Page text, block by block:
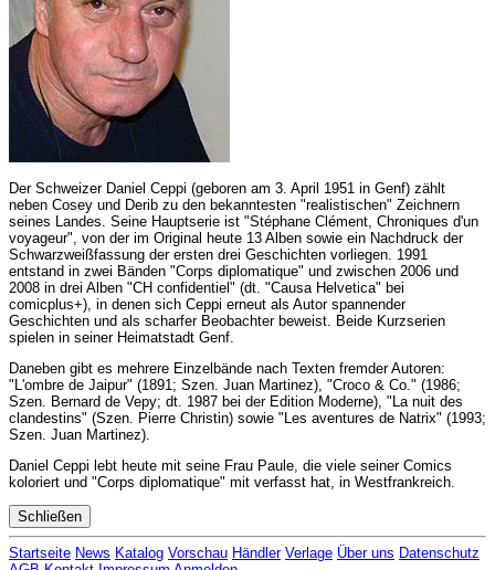
Der Schweizer Daniel Ceppi (geboren am 3. April 1951 in Genf) zählt
neben Cosey und Derib zu den bekanntesten "realistischen" Zeichnern
seines Landes. Seine Hauptserie ist "Stéphane Clément, Chroniques d'un
voyageur", von der im Original heute 13 Alben sowie ein Nachdruck der
Schwarzweißfassung der ersten drei Geschichten vorliegen. 1991
entstand in zwei Bänden "Corps diplomatique" und zwischen 2006 und
2008 in drei Alben "CH confidentiel" (dt. "Causa Helvetica" bei
comicplus+), in denen sich Ceppi erneut als Autor spannender
Geschichten und als scharfer Beobachter beweist. Beide Kurzserien
spielen in seiner Heimatstadt Genf.
Daneben gibt es mehrere Einzelbände nach Texten fremder Autoren:
"L'ombre de Jaipur" (1891; Szen. Juan Martinez), "Croco & Co." (1986;
Szen. Bernard de Vepy; dt. 1987 bei der Edition Moderne), "La nuit des
clandestins" (Szen. Pierre Christin) sowie "Les aventures de Natrix" (1993;
Szen. Juan Martinez).
Daniel Ceppi lebt heute mit seine Frau Paule, die viele seiner Comics
koloriert und "Corps diplomatique" mit verfasst hat, in Westfrankreich.
Schließen
Startseite News Katalog Vorschau Händler Verlage Über uns Datenschutz